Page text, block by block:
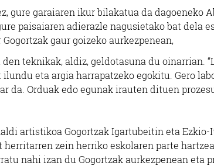
gure garaiaren ikur bilakatua da dagoeneko
paisaiaren adierazle nagusietako bat dela
gaur goizeko aurkezpenean,
teknikak, aldiz, geldotasuna du oinarrian.
eta argia harrapatzeko egokitu. Gero
da. Orduak edo egunak irauten dituen
artistikoa Gogortzak Igartubeitin eta Ezkio-
zein herriko eskolaren parte
nahi izan du Gogortzak aurkezpenean eta